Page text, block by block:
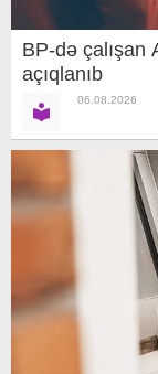
BP-də çalışan
açıqlanıb
06.08.2026